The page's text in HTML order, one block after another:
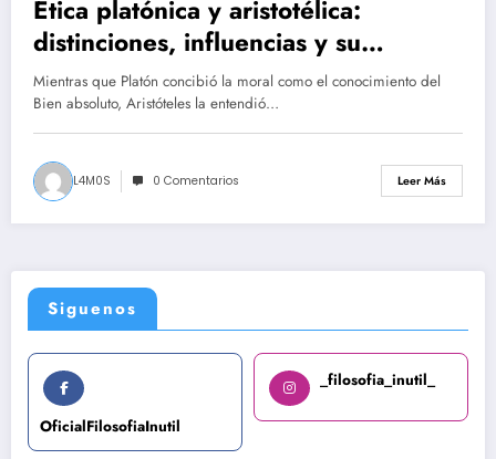
Ética platónica y aristotélica:
distinciones, influencias y su
relevancia en la filosofía de la
computación
Mientras que Platón concibió la moral como el conocimiento del
Bien absoluto, Aristóteles la entendió…
L4M0S 0 Comentarios Leer Más
Siguenos
OficialFilosofiaInutil
_filosofia_inutil_